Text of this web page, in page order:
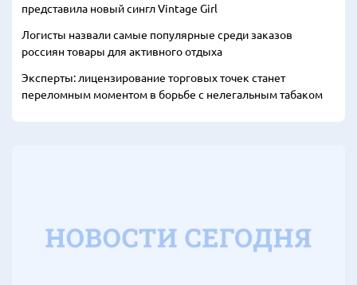
представила новый сингл Vintage Girl
Логисты назвали самые популярные среди заказов
россиян товары для активного отдыха
Эксперты: лицензирование торговых точек станет
переломным моментом в борьбе с нелегальным табаком